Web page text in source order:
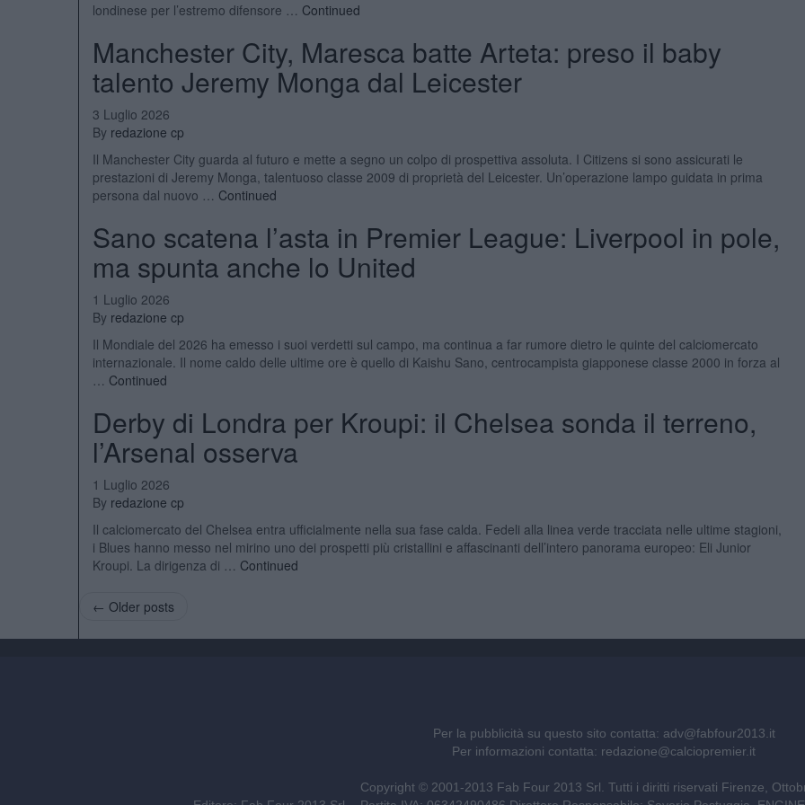
londinese per l’estremo difensore … Continued
Manchester City, Maresca batte Arteta: preso il baby
talento Jeremy Monga dal Leicester
3 Luglio 2026
By redazione cp
Il Manchester City guarda al futuro e mette a segno un colpo di prospettiva assoluta. I Citizens si sono assicurati le
prestazioni di Jeremy Monga, talentuoso classe 2009 di proprietà del Leicester. Un’operazione lampo guidata in prima
persona dal nuovo … Continued
Sano scatena l’asta in Premier League: Liverpool in pole,
ma spunta anche lo United
1 Luglio 2026
By redazione cp
Il Mondiale del 2026 ha emesso i suoi verdetti sul campo, ma continua a far rumore dietro le quinte del calciomercato
internazionale. Il nome caldo delle ultime ore è quello di Kaishu Sano, centrocampista giapponese classe 2000 in forza al
… Continued
Derby di Londra per Kroupi: il Chelsea sonda il terreno,
l’Arsenal osserva
1 Luglio 2026
By redazione cp
Il calciomercato del Chelsea entra ufficialmente nella sua fase calda. Fedeli alla linea verde tracciata nelle ultime stagioni,
i Blues hanno messo nel mirino uno dei prospetti più cristallini e affascinanti dell’intero panorama europeo: Eli Junior
Kroupi. La dirigenza di … Continued
← Older posts
Per la pubblicità su questo sito contatta: adv@fabfour2013.it
Per informazioni contatta: redazione@calciopremier.it
Copyright © 2001-2013 Fab Four 2013 Srl. Tutti i diritti riservati Firenze,